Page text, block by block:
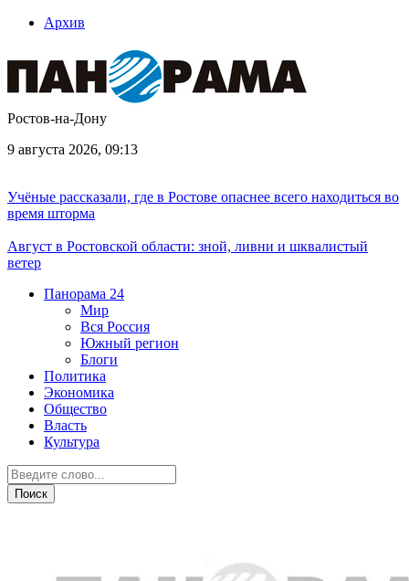
Архив
Ростов-на-Дону
9 августа 2026, 09:13
Учёные рассказали, где в Ростове опаснее всего находиться во
время шторма
Август в Ростовской области: зной, ливни и шквалистый
ветер
Панорама 24
Мир
Вся Россия
Южный регион
Блоги
Политика
Экономика
Общество
Власть
Культура